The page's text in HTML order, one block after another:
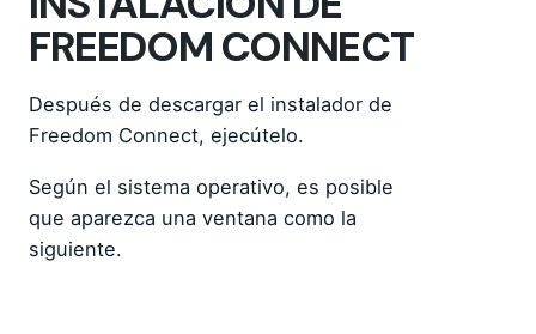
FREEDOM CONNECT
Después de descargar el instalador de
Freedom Connect, ejecútelo.
Según el sistema operativo, es posible
que aparezca una ventana como la
siguiente.